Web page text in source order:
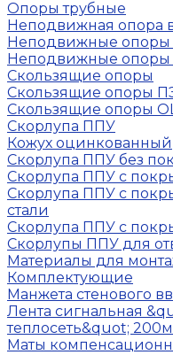
Опоры трубные
Неподвижная опора
Неподвижные
Неподвижные
Скользящие опоры
Скользящие опоры
Скользящие опоры
Скорлупа ППУ
Кожух оцинкованный
Скорлупа ППУ без
Скорлупа ППУ с
Скорлупа ППУ с
стали
Скорлупа ППУ с
Скорлупы ППУ для
Материалы для
Комплектующие
Манжета стенового
Лента сигнальная
теплосеть&quot;
Маты